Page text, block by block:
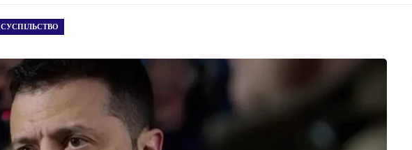
СУСПІЛЬСТВО